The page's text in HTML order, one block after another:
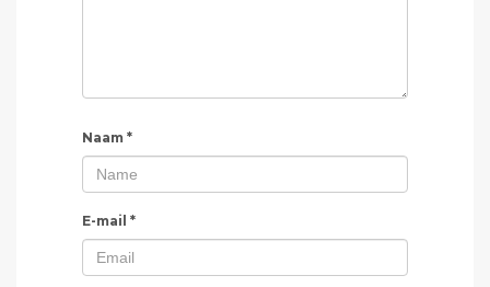
Naam *
E-mail *